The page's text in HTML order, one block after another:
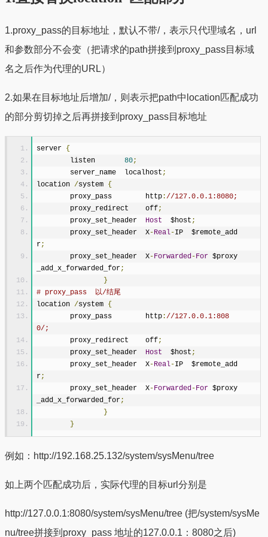
1.proxy_pass的目标地址，默认不带/，表示只代理域名，url
和参数部分不会变（把请求的path拼接到proxy_pass目标域
名之后作为代理的URL）
2.如果在目标地址后增加/，则表示把path中location匹配成功
的部分剪切掉之后再拼接到proxy_pass目标地址
server {
        listen
80;
        server_name  localhost
;
location /system {
        proxy_pass        http
://127.0.0.1:8080;
        proxy_redirect    off
;
        proxy_set_header
Host
  $host
;
        proxy_set_header  X
-Real-IP  $remote_add
r;
        proxy_set_header  X
-Forwarded -For $proxy
_add_x_forwarded_for;
}
# proxy_pass  以/结尾
location /system {
        proxy_pass        http
://127.0.0.1:808
0/;
        proxy_redirect    off
;
        proxy_set_header
Host
  $host
;
        proxy_set_header  X
-Real-IP  $remote_add
r;
        proxy_set_header  X
-Forwarded -For $proxy
_add_x_forwarded_for;
}
}
例如：http://192.168.25.132/system/sysMenu/tree
如上两个匹配成功后，实际代理的目标url分别是
http://127.0.0.1:8080/system/sysMenu/tree (把/system/sysMe
nu/tree拼接到proxy_pass 地址的127.0.0.1：8080之后)